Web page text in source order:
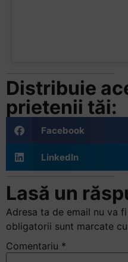
Distribuie
prietenii tăi:
Facebook
LinkedIn
Lasă un
Adresa ta de email nu va
obligatorii sunt marcate cu
Comentariu *